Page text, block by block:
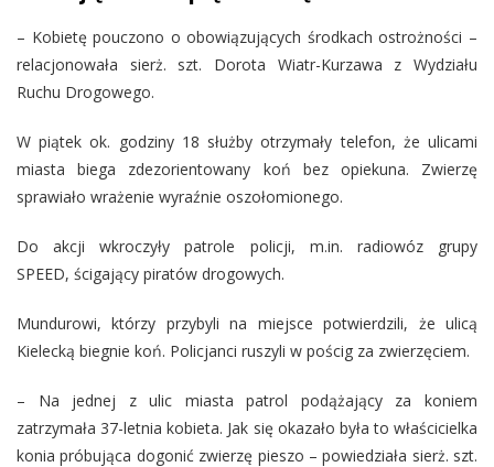
– Kobietę pouczono o obowiązujących środkach ostrożności –
relacjonowała sierż. szt. Dorota Wiatr-Kurzawa z Wydziału
Ruchu Drogowego.
W piątek ok. godziny 18 służby otrzymały telefon, że ulicami
miasta biega zdezorientowany koń bez opiekuna. Zwierzę
sprawiało wrażenie wyraźnie oszołomionego.
Do akcji wkroczyły patrole policji, m.in. radiowóz grupy
SPEED, ścigający piratów drogowych.
Mundurowi, którzy przybyli na miejsce potwierdzili, że ulicą
Kielecką biegnie koń. Policjanci ruszyli w pościg za zwierzęciem.
– Na jednej z ulic miasta patrol podążający za koniem
zatrzymała 37-letnia kobieta. Jak się okazało była to właścicielka
konia próbująca dogonić zwierzę pieszo – powiedziała sierż. szt.